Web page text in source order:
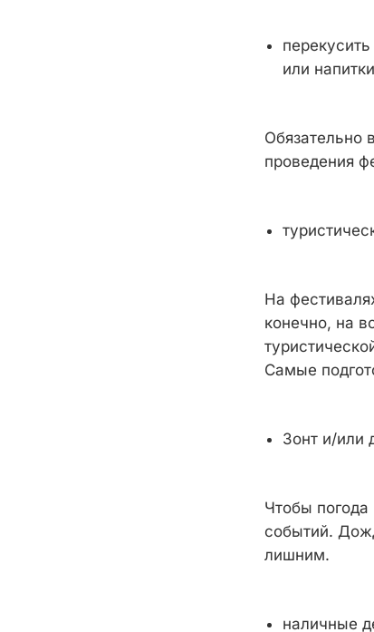
или напитки
Обязательно
проведения
На
конечно, на
Самые
Зонт и/или
Чтобы
событий.
лишним.
наличные